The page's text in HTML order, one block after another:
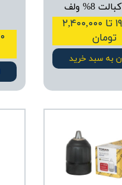
8% ولف
۱۹۵,۰۰۰ تا ۲,۴۰۰,۰۰۰
تومان
به سبد خرید